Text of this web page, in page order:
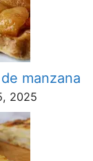
manzana
2025